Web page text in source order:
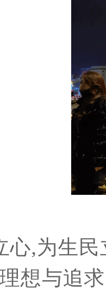
心,为生
想与追